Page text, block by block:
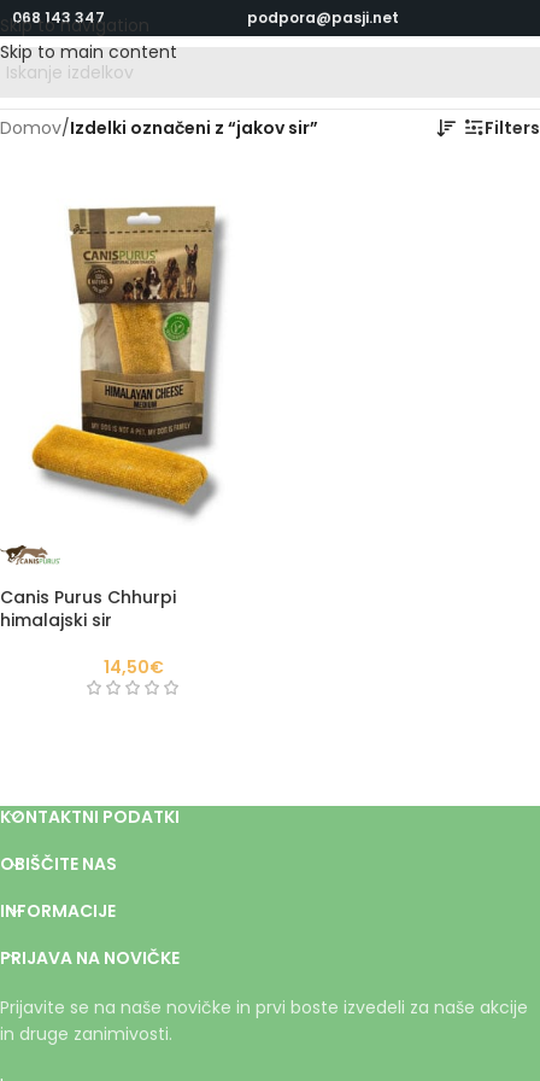
Skip to navigation
Skip to main content
068 143 347 podpora@pasji.net
Domov/Izdelki označeni z “jakov sir” Filters
Canis Purus Chhurpi
himalajski sir
14,50€
KONTAKTNI PODATKI
OBIŠČITE NAS
INFORMACIJE
PRIJAVA NA NOVIČKE
Prijavite se na naše novičke in prvi boste izvedeli za naše akcije
in druge zanimivosti.